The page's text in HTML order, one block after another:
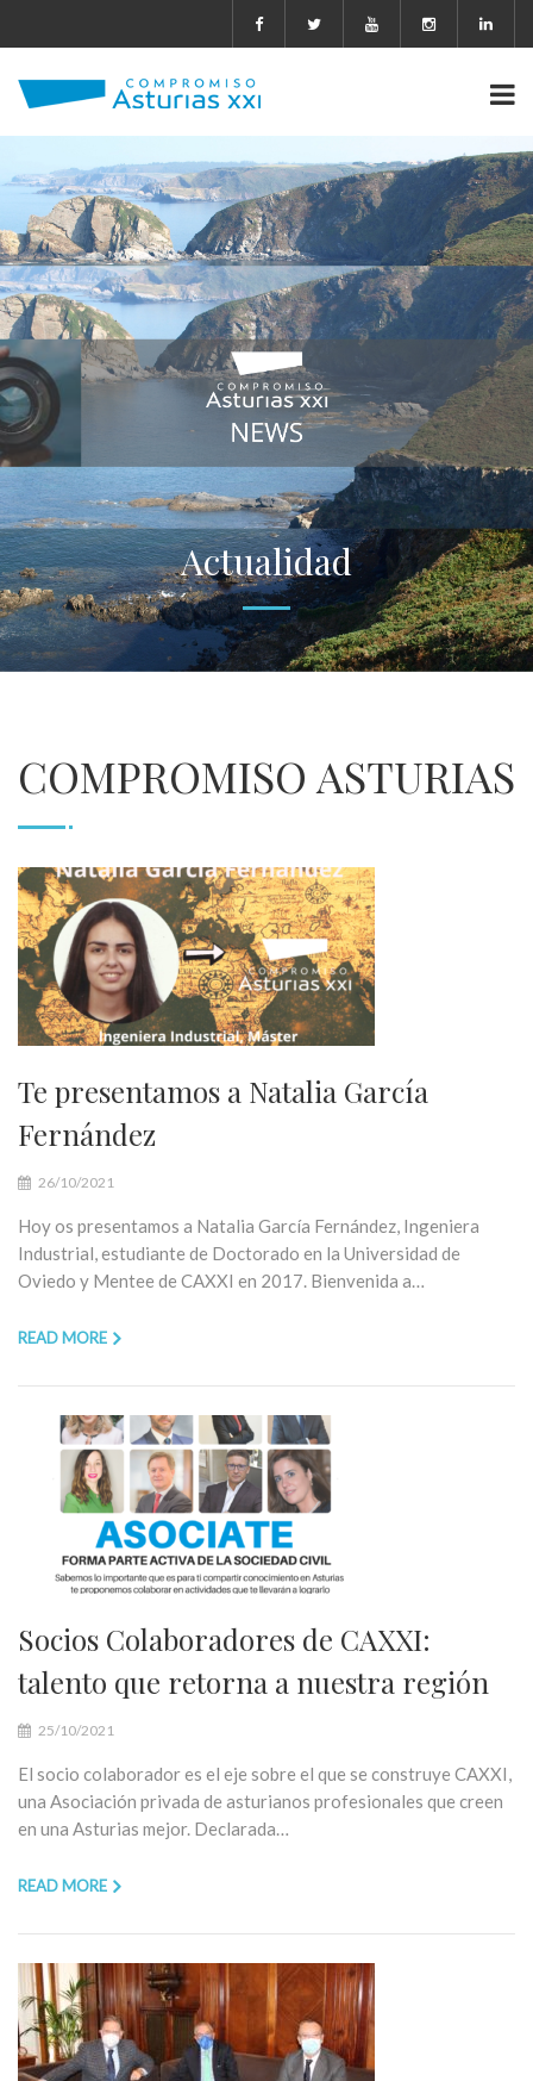
Actualidad
COMPROMISO ASTURIAS
Te presentamos a Natalia García
Fernández
26/10/2021
Hoy os presentamos a Natalia García Fernández, Ingeniera
Industrial, estudiante de Doctorado en la Universidad de
Oviedo y Mentee de CAXXI en 2017. Bienvenida a…
READ MORE
Socios Colaboradores de CAXXI:
talento que retorna a nuestra región
25/10/2021
El socio colaborador es el eje sobre el que se construye CAXXI,
una Asociación privada de asturianos profesionales que creen
en una Asturias mejor. Declarada…
READ MORE